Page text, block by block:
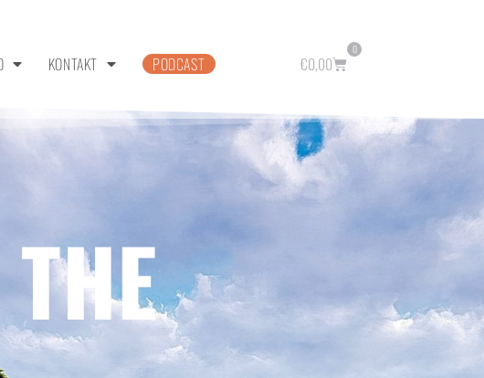
KONTAKT PODCAST €0,00
0